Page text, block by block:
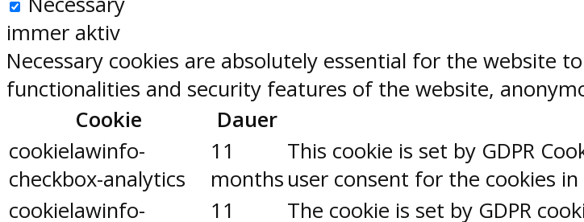
immer aktiv
Necessary cookies are absolutely essential for the website
functionalities and security features of the website,
Cookie
Dauer
cookielawinfo-
checkbox-analytics
11
months
This cookie is set by GDPR
user consent for the cookies
cookielawinfo-
11 The cookie is set by GDPR